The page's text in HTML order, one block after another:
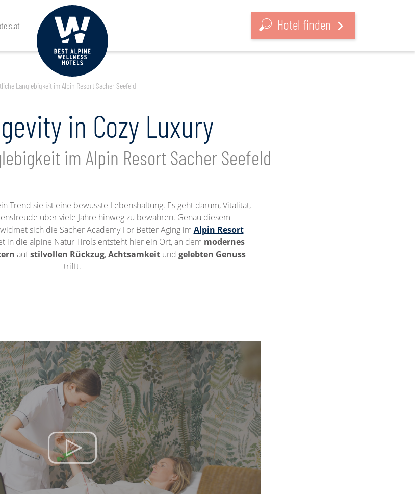
Hotel finden
Langlebigkeit im Alpin Resort Sacher Seefeld
in Cozy Luxury
im Alpin Resort Sacher Seefeld
Trend sie ist eine bewusste Lebenshaltung. Es geht darum, Vitalität,
über viele Jahre hinweg zu bewahren. Genau diesem
sich die Sacher Academy For Better Aging im Alpin Resort
in die alpine Natur Tirols entsteht hier ein Ort, an dem modernes
aufstilvollen Rückzug,Achtsamkeit und gelebten Genuss
trifft.